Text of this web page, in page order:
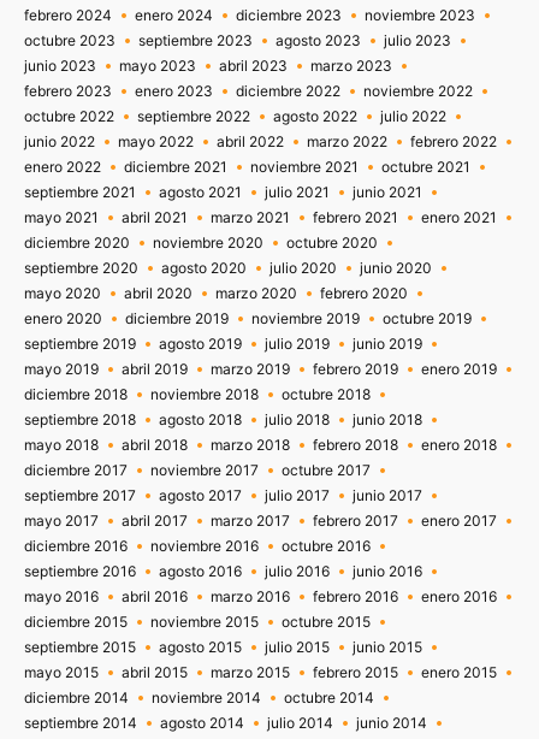
febrero 2024
enero 2024 diciembre 2023
noviembre 2023
octubre 2023
septiembre 2023 agosto 2023
julio 2023
junio 2023
mayo 2023 abril 2023
marzo 2023
febrero 2023
enero 2023 diciembre 2022
noviembre 2022
octubre 2022
septiembre 2022 agosto 2022
julio 2022
junio 2022
mayo 2022 abril 2022 marzo 2022
febrero 2022
enero 2022
diciembre 2021 noviembre 2021
octubre 2021
septiembre 2021
agosto 2021 julio 2021
junio 2021
mayo 2021
abril 2021 marzo 2021 febrero 2021
enero 2021
diciembre 2020
noviembre 2020
octubre 2020
septiembre 2020
agosto 2020 julio 2020
junio 2020
mayo 2020
abril 2020 marzo 2020
febrero 2020
enero 2020
diciembre 2019 noviembre 2019
octubre 2019
septiembre 2019
agosto 2019 julio 2019
junio 2019
mayo 2019
abril 2019 marzo 2019 febrero 2019
enero 2019
diciembre 2018
noviembre 2018
octubre 2018
septiembre 2018
agosto 2018 julio 2018
junio 2018
mayo 2018
abril 2018 marzo 2018 febrero 2018
enero 2018
diciembre 2017
noviembre 2017
octubre 2017
septiembre 2017
agosto 2017 julio 2017
junio 2017
mayo 2017
abril 2017 marzo 2017 febrero 2017
enero 2017
diciembre 2016
noviembre 2016
octubre 2016
septiembre 2016
agosto 2016 julio 2016
junio 2016
mayo 2016
abril 2016 marzo 2016 febrero 2016
enero 2016
diciembre 2015
noviembre 2015
octubre 2015
septiembre 2015
agosto 2015 julio 2015
junio 2015
mayo 2015
abril 2015 marzo 2015 febrero 2015
enero 2015
diciembre 2014
noviembre 2014
octubre 2014
septiembre 2014
agosto 2014 julio 2014
junio 2014